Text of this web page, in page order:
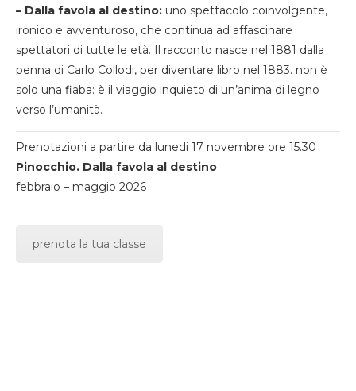
– Dalla favola al destino: uno spettacolo coinvolgente,
ironico e avventuroso, che continua ad affascinare
spettatori di tutte le età. Il racconto nasce nel 1881 dalla
penna di Carlo Collodi, per diventare libro nel 1883. non è
solo una fiaba: è il viaggio inquieto di un’anima di legno
verso l’umanità.
Prenotazioni a partire da lunedi 17 novembre ore 15.30
Pinocchio. Dalla favola al destino
febbraio – maggio 2026
prenota la tua classe